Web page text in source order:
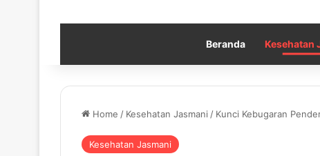
Beranda Kesehatan
Home / Kesehatan Jasmani / Kunci Kebugaran
Kesehatan Jasmani